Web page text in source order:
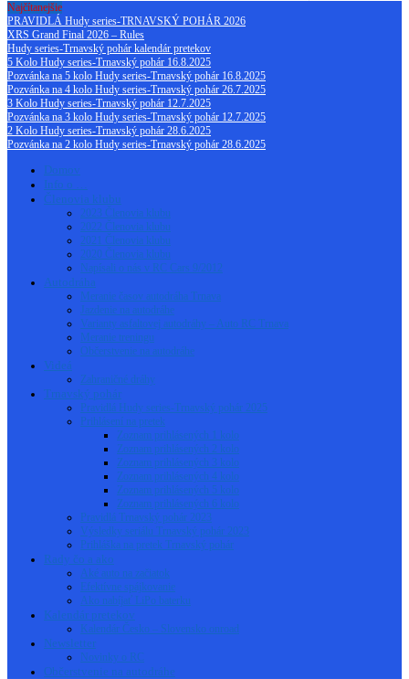
Najčítanejšie
PRAVIDLÁ Hudy series-TRNAVSKÝ POHÁR 2026
XRS Grand Final 2026 – Rules
Hudy series-Trnavský pohár kalendár pretekov
5 Kolo Hudy series-Trnavský pohár 16.8.2025
Pozvánka na 5 kolo Hudy series-Trnavský pohár 16.8.2025
Pozvánka na 4 kolo Hudy series-Trnavský pohár 26.7.2025
3 Kolo Hudy series-Trnavský pohár 12.7.2025
Pozvánka na 3 kolo Hudy series-Trnavský pohár 12.7.2025
2 Kolo Hudy series-Trnavský pohár 28.6.2025
Pozvánka na 2 kolo Hudy series-Trnavský pohár 28.6.2025
Domov
Info o …
Členovia klubu
2023 Členovia klubu
2022 Členovia klubu
2021 Členovia klubu
2020 Členovia klubu
Napísali o nás v RC Cars 9/2012
Autodráha
Meranie časov autodráha Trnava
Jazdenie na autodráhe
Varianty asfaltovej autodráhy – Auto RC Trnava
Meranie treningu
Občerstvenie na autodráhe
Videá
Zahraničné dráhy
Trnavský pohár
Pravidlá Hudy series-Trnavský pohár 2025
Prihlásení na pretek
Zoznam prihlásených 1 kolo
Zoznam prihlásených 2 kolo
Zoznam prihlásených 3 kolo
Zoznam prihlásených 4 kolo
Zoznam prihlásených 5 kolo
Zoznam prihlásených 6 kolo
Pravidlá Trnavský pohár 2023
Výsledky seriálu Trnavský pohár 2023
Prihláška na pretek Trnavský pohár
Rady čo a ako
Aké auto na začiatok
Efektívne spájkovanie
Ako nabíjať LiPo baterku
Kalendár pretekov
Kalendár Česko – Slovensko onroad
Newsletter
Novinky o RC
Občerstvenie na autodráhe